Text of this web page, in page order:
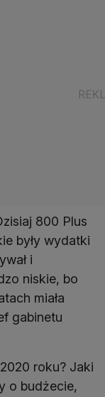
800 Plus
były wydatki
i
niskie, bo
miała
gabinetu
roku? Jaki
o budżecie,